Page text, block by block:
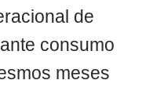
de
consumo
meses